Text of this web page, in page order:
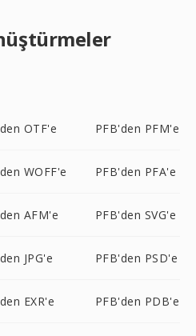
OTF'e PFB'den PFM'e
WOFF'e PFB'den PFA'e
AFM'e PFB'den SVG'e
JPG'e PFB'den PSD'e
EXR'e PFB'den PDB'e